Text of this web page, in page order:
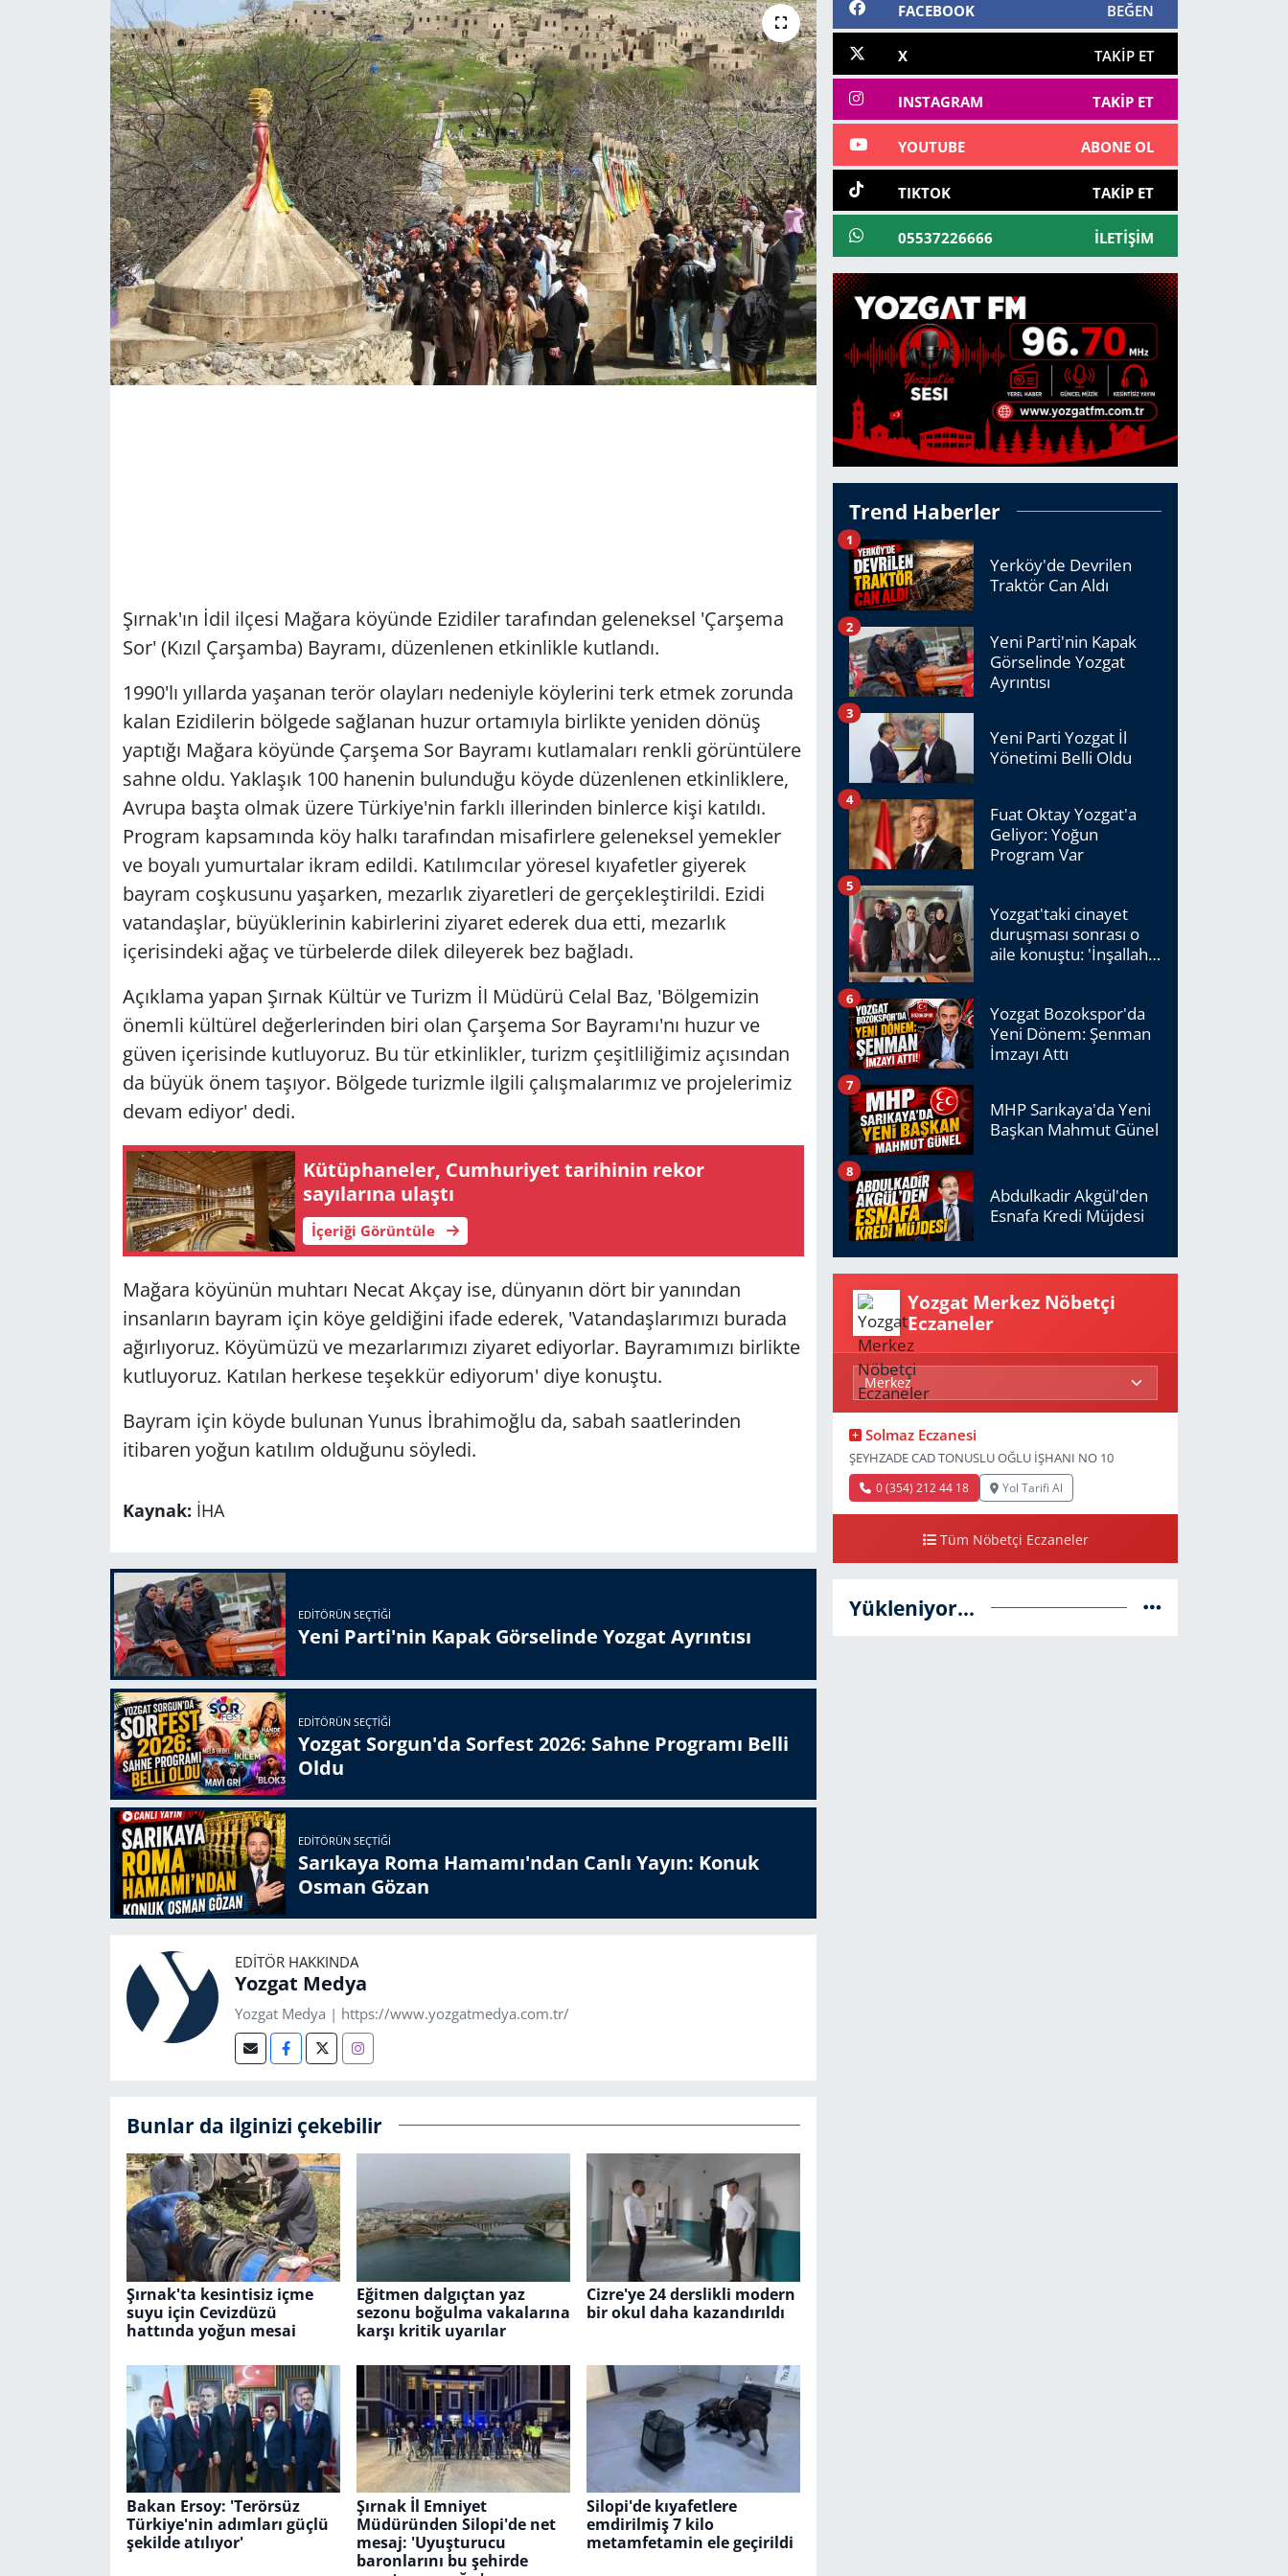
Şırnak'ın İdil ilçesi Mağara köyünde Ezidiler tarafından geleneksel 'Çarşema
Sor' (Kızıl Çarşamba) Bayramı, düzenlenen etkinlikle kutlandı.
1990'lı yıllarda yaşanan terör olayları nedeniyle köylerini terk etmek zorunda
kalan Ezidilerin bölgede sağlanan huzur ortamıyla birlikte yeniden dönüş
yaptığı Mağara köyünde Çarşema Sor Bayramı kutlamaları renkli görüntülere
sahne oldu. Yaklaşık 100 hanenin bulunduğu köyde düzenlenen etkinliklere,
Avrupa başta olmak üzere Türkiye'nin farklı illerinden binlerce kişi katıldı.
Program kapsamında köy halkı tarafından misafirlere geleneksel yemekler
ve boyalı yumurtalar ikram edildi. Katılımcılar yöresel kıyafetler giyerek
bayram coşkusunu yaşarken, mezarlık ziyaretleri de gerçekleştirildi. Ezidi
vatandaşlar, büyüklerinin kabirlerini ziyaret ederek dua etti, mezarlık
içerisindeki ağaç ve türbelerde dilek dileyerek bez bağladı.
Açıklama yapan Şırnak Kültür ve Turizm İl Müdürü Celal Baz, 'Bölgemizin
önemli kültürel değerlerinden biri olan Çarşema Sor Bayramı'nı huzur ve
güven içerisinde kutluyoruz. Bu tür etkinlikler, turizm çeşitliliğimiz açısından
da büyük önem taşıyor. Bölgede turizmle ilgili çalışmalarımız ve projelerimiz
devam ediyor' dedi.
Kütüphaneler, Cumhuriyet tarihinin rekor
sayılarına ulaştı
İçeriği Görüntüle
Mağara köyünün muhtarı Necat Akçay ise, dünyanın dört bir yanından
insanların bayram için köye geldiğini ifade ederek, 'Vatandaşlarımızı burada
ağırlıyoruz. Köyümüzü ve mezarlarımızı ziyaret ediyorlar. Bayramımızı birlikte
kutluyoruz. Katılan herkese teşekkür ediyorum' diye konuştu.
Bayram için köyde bulunan Yunus İbrahimoğlu da, sabah saatlerinden
itibaren yoğun katılım olduğunu söyledi.
Kaynak: İHA
EDITÖRÜN SEÇTIĞI
Yeni Parti'nin Kapak Görselinde Yozgat Ayrıntısı
EDITÖRÜN SEÇTIĞI
Yozgat Sorgun'da Sorfest 2026: Sahne Programı Belli
Oldu
EDITÖRÜN SEÇTIĞI
Sarıkaya Roma Hamamı'ndan Canlı Yayın: Konuk
Osman Gözan
EDITÖR HAKKINDA
Yozgat Medya
Yozgat Medya | https://www.yozgatmedya.com.tr/
Bunlar da ilginizi çekebilir
Şırnak'ta kesintisiz içme
suyu için Cevizdüzü
hattında yoğun mesai
Eğitmen dalgıçtan yaz
sezonu boğulma vakalarına
karşı kritik uyarılar
Cizre'ye 24 derslikli modern
bir okul daha kazandırıldı
Bakan Ersoy: 'Terörsüz
Türkiye'nin adımları güçlü
şekilde atılıyor'
Şırnak İl Emniyet
Müdüründen Silopi'de net
mesaj: 'Uyuşturucu
baronlarını bu şehirde
Silopi'de kıyafetlere
emdirilmiş 7 kilo
metamfetamin ele geçirildi
FACEBOOK BEĞEN
X TAKIP ET
INSTAGRAM TAKIP ET
YOUTUBE ABONE OL
TIKTOK TAKIP ET
05537226666 İLETIŞIM
Trend Haberler
Yerköy'de Devrilen
Traktör Can Aldı
1
Yeni Parti'nin Kapak
Görselinde Yozgat
Ayrıntısı
2
Yeni Parti Yozgat İl
Yönetimi Belli Oldu
3
Fuat Oktay Yozgat'a
Geliyor: Yoğun
Program Var
4
Yozgat'taki cinayet
duruşması sonrası o
aile konuştu: 'İnşallah
5
Yozgat Bozokspor'da
Yeni Dönem: Şenman
İmzayı Attı
6
MHP Sarıkaya'da Yeni
Başkan Mahmut Günel
7
Abdulkadir Akgül'den
Esnafa Kredi Müjdesi
8
Yozgat Merkez Nöbetçi
Eczaneler
Solmaz Eczanesi
ŞEYHZADE CAD TONUSLU OĞLU İŞHANI NO 10
0 (354) 212 44 18 Yol Tarifi Al
Tüm Nöbetçi Eczaneler
Yükleniyor...